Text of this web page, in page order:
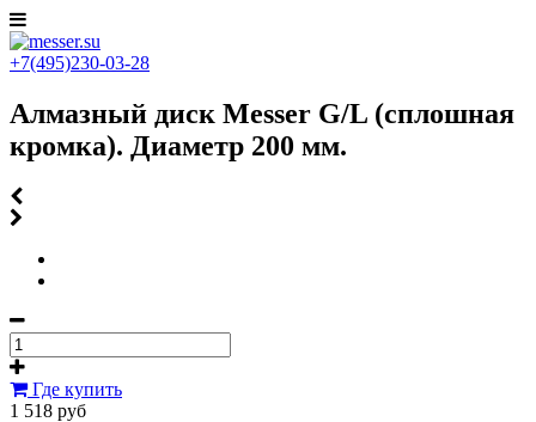
+7(495)230-03-28
Алмазный диск Messer G/L (сплошная
кромка). Диаметр 200 мм.
Где купить
1 518 руб